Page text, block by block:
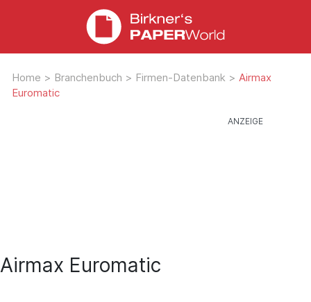
Home > Branchenbuch > Firmen-Datenbank > Airmax
Euromatic
Airmax Euromatic